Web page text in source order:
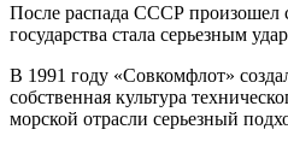
После распада СССР произошел
государства стала серьезным
В 1991 году «Совкомфлот»
собственная культура
морской отрасли серьезный